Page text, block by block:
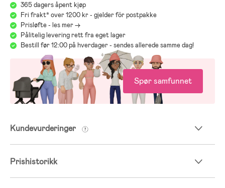
365 dagers åpent kjøp
Fri frakt* over 1200 kr - gjelder för postpakke
Prisløfte - les mer ->
Pålitelig levering rett fra eget lager
Bestill før 12:00 på hverdager - sendes allerede samme dag!
Spør samfunnet
Kundevurderinger
Prishistorikk